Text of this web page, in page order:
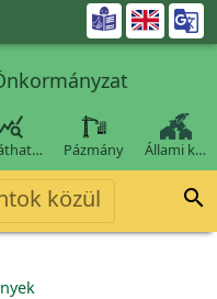


Pázmány Állami k…
közül 